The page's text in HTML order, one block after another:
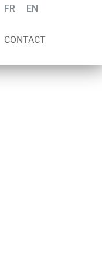
FR EN
CONTACT